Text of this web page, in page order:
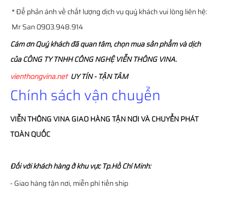
* Để phản ánh về chất lượng dịch vụ quý khách vui lòng liên hệ:
Mr San 0903.948.914
Cám ơn Quý khách đã quan tâm, chọn mua sản phẩm và dịch
của CÔNG TY TNHH CÔNG NGHỆ VIỄN THÔNG VINA.
vienthongvina.netUY TÍN - TẬN TÂM
Chính sách vận chuyển
VIỄN THÔNGVINAGIAO HÀNG TẬN NƠI VÀ CHUYỂN PHÁT
TOÀN QUỐC
Đối với khách hàng ở khu vực Tp.Hồ Chí Minh:
- Giao hàng tận nơi, miễn phí tiền ship